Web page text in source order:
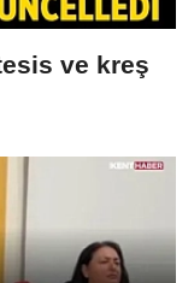
ve kreş